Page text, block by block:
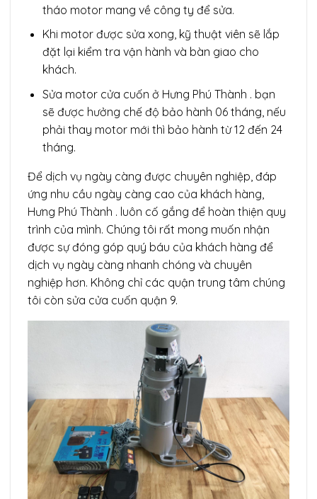
tháo motor mang về công ty để sửa.
Khi motor được sửa xong, kỹ thuật viên sẽ lắp
đặt lại kiểm tra vận hành và bàn giao cho
khách.
Sửa motor cửa cuốn ở Hưng Phú Thành . bạn
sẽ được hưởng chế độ bảo hành 06 tháng, nếu
phải thay motor mới thì bảo hành từ 12 đến 24
tháng.
Để dịch vụ ngày càng được chuyên nghiệp, đáp
ứng nhu cầu ngày càng cao của khách hàng,
Hưng Phú Thành . luôn cố gắng để hoàn thiện quy
trình của mình. Chúng tôi rất mong muốn nhận
được sự đóng góp quý báu của khách hàng để
dịch vụ ngày càng nhanh chóng và chuyên
nghiệp hơn. Không chỉ các quận trung tâm chúng
tôi còn sửa cửa cuốn quận 9.